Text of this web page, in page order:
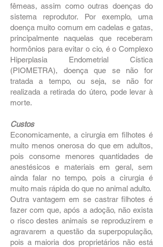
fêmeas, assim como outras doenças do
sistema reprodutor. Por exemplo, uma
doença muito comum em cadelas e gatas,
principalmente naquelas que receberam
hormônios para evitar o cio, é o Complexo
Hiperplasia Endometrial Cística
(PIOMETRA), doença que se não for
tratada a tempo, ou seja, se não for
realizada a retirada do útero, pode levar à
morte.
Custos
Economicamente, a cirurgia em filhotes é
muito menos onerosa do que em adultos,
pois consome menores quantidades de
anestésicos e materiais em geral, sem
ainda falar no tempo, pois a cirurgia é
muito mais rápida do que no animal adulto.
Outra vantagem em se castrar filhotes é
fazer com que, após a adoção, não exista
o risco destes animais se reproduzirem e
agravarem a questão da superpopulação,
pois a maioria dos proprietários não está